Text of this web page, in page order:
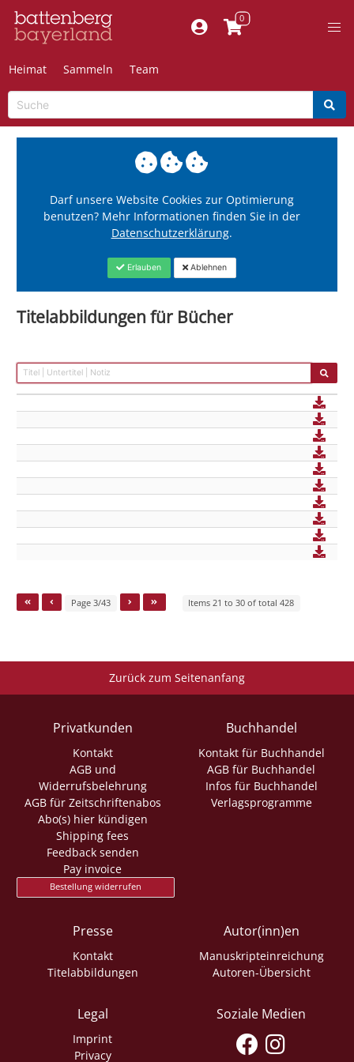
Heimat Sammeln Team
Darf unsere Website Cookies zur Optimierung
benutzen? Mehr Informationen finden Sie in der
Datenschutzerklärung.
Erlauben Ablehnen
Titelabbildungen für Bücher
Page 3/43 Items 21 to 30 of total 428
Zurück zum Seitenanfang
Privatkunden
Kontakt
AGB und
Widerrufsbelehrung
AGB für Zeitschriftenabos
Abo(s) hier kündigen
Shipping fees
Feedback senden
Pay invoice
Bestellung widerrufen
Buchhandel
Kontakt für Buchhandel
AGB für Buchhandel
Infos für Buchhandel
Verlagsprogramme
Presse
Kontakt
Titelabbildungen
Autor(inn)en
Manuskripteinreichung
Autoren-Übersicht
Legal
Imprint
Privacy
Soziale Medien